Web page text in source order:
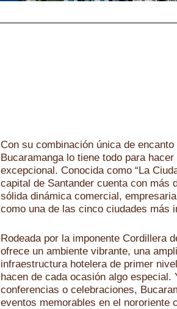
Con su combinación única de
Bucaramanga lo tiene todo para
excepcional. Conocida como “La
capital de Santander cuenta con más
sólida dinámica comercial,
como una de las cinco ciudades más
Rodeada por la imponente Cordillera
ofrece un ambiente vibrante, una
infraestructura hotelera de primer
hacen de cada ocasión algo especial.
conferencias o celebraciones,
eventos memorables en el nororiente